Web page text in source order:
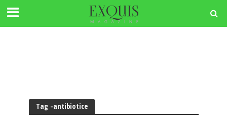
Tag -antibiotice